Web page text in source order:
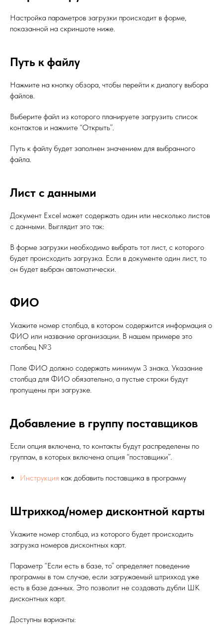
Настройка параметров загрузки происходит в форме,
показанной на скриншоте ниже.
Путь к файлу
Нажмите на кнопку обзора, чтобы перейти к диалогу выбора
файлов.
Выберите файл из которого планируете загрузить список
контактов и нажмите “Открыть”.
Путь к файлу будет заполнен значением для выбранного
файла.
Лист с данными
Документ Excel может содержать один или несколько листов
с данными. Выглядит это так:
В форме загрузки необходимо выбрать тот лист, с которого
будет происходить загрузка. Если в документе один лист, то
он будет выбран автоматически.
ФИО
Укажите номер столбца, в котором содержится информация о
ФИО или название организации. В нашем примере это
столбец №3
Поле ФИО должно содержать минимум 3 знака. Указание
столбца для ФИО обязательно, а пустые строки будут
пропущены при загрузке.
Добавление в группу поставщиков
Если опция включена, то контакты будут распределены по
группам, в которых включена опция “поставщики”.
Инструкция как добавить поставщика в программу
Штрихкод/номер дисконтной карты
Укажите номер столбца, из которого будет происходить
загрузка номеров дисконтных карт.
Параметр “Если есть в базе, то” определяет поведение
программы в том случае, если загружаемый штрихкод уже
есть в базе данных. Это позволит не создавать дубли ШК
дисконтных карт.
Доступны варианты: